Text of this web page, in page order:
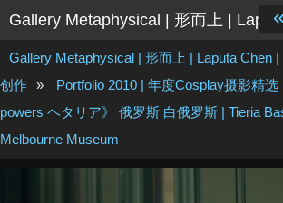
Gallery Metaphysical | 形而上 |
Gallery Metaphysical | 形而上 | Laputa Chen |
创作 » Portfolio 2010 | 年度Cosplay摄影精选
powers ヘタリア》 俄罗斯 白俄罗斯 | Tieria
Melbourne Museum